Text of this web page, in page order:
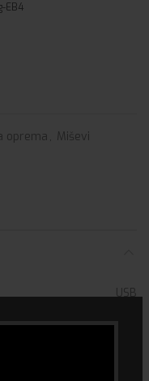
EB4
oprema , Miševi
USB